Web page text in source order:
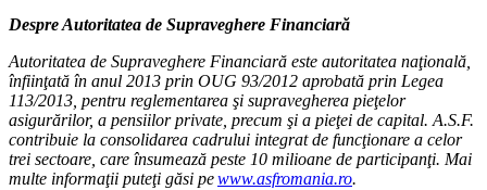
Despre Autoritatea de Supraveghere Financiară
Autoritatea de Supraveghere Financiară este autoritatea naţională,
înfiinţată în anul 2013 prin OUG 93/2012 aprobată prin Legea
113/2013, pentru reglementarea şi supravegherea pieţelor
asigurărilor, a pensiilor private, precum şi a pieţei de capital. A.S.F.
contribuie la consolidarea cadrului integrat de funcţionare a celor
trei sectoare, care însumează peste 10 milioane de participanţi. Mai
multe informaţii puteţi găsi pewww.asfromania.ro.